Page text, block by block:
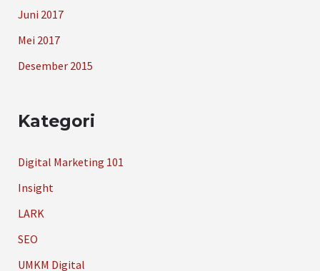
Juni 2017
Mei 2017
Desember 2015
Kategori
Digital Marketing 101
Insight
LARK
SEO
UMKM Digital